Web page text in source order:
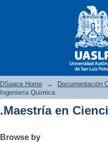
.Maestría
DSpace Home → Documentación
Ingeniería Química
.Maestría en
Browse by